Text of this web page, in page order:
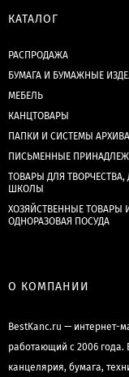
КАТАЛОГ
РАСПРОДАЖА
БУМАГА И БУМАЖНЫЕ
МЕБЕЛЬ
КАНЦТОВАРЫ
ПАПКИ И СИСТЕМЫ
ПИСЬМЕННЫЕ
ТОВАРЫ ДЛЯ ТВОРЧЕСТВА,
ШКОЛЫ
ХОЗЯЙСТВЕННЫЕ ТОВАРЫ И
ОДНОРАЗОВАЯ ПОСУДА
О КОМПАНИИ
BestKanc.ru — интернет-
работающий с 2006 года.
канцелярия, бумага,